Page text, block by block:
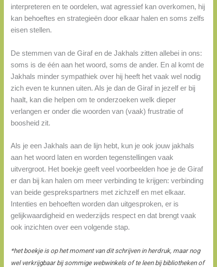
interpreteren en te oordelen, wat agressief kan overkomen, hij
kan behoeftes en strategieën door elkaar halen en soms zelfs
eisen stellen.
De stemmen van de Giraf en de Jakhals zitten allebei in ons:
soms is de één aan het woord, soms de ander. En al komt de
Jakhals minder sympathiek over hij heeft het vaak wel nodig
zich even te kunnen uiten. Als je dan de Giraf in jezelf er bij
haalt, kan die helpen om te onderzoeken welk dieper
verlangen er onder die woorden van (vaak) frustratie of
boosheid zit.
Als je een Jakhals aan de lijn hebt, kun je ook jouw jakhals
aan het woord laten en worden tegenstellingen vaak
uitvergroot. Het boekje geeft veel voorbeelden hoe je de Giraf
er dan bij kan halen om meer verbinding te krijgen: verbinding
van beide gesprekspartners met zichzelf en met elkaar.
Intenties en behoeften worden dan uitgesproken, er is
gelijkwaardigheid en wederzijds respect en dat brengt vaak
ook inzichten over een volgende stap.
*het boekje is op het moment van dit schrijven in herdruk, maar nog
wel verkrijgbaar bij sommige webwinkels of te leen bij bibliotheken of